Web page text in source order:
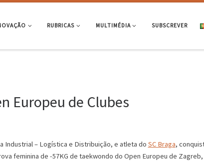
RUBRICAS MULTIMÉDIA SUBSCREVER
Europeu de Clubes
Industrial – Logística e Distribuição, e atleta do SC Braga,
feminina de -57KG de taekwondo do Open Europeu de Zagreb,